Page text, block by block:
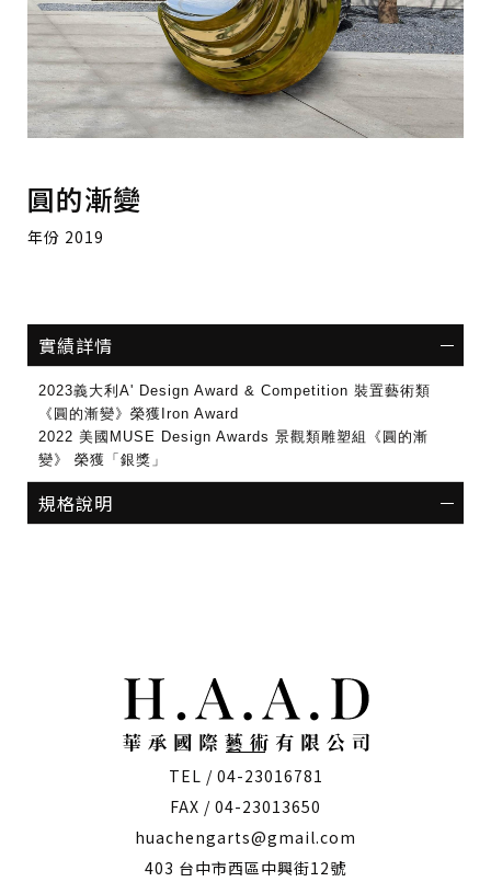
圓的漸變
年份 2019
實績詳情
2023義大利 A' Design Award & Competition 裝置藝術類
《圓的漸變》榮獲 Iron Award
2022 美國 MUSE Design Awards 景觀類雕塑組《圓的漸
變》
榮獲 「銀獎」
規格說明
TEL / 04-23016781
FAX / 04-23013650
huachengarts@gmail.com
403 台中市西區中興街12號